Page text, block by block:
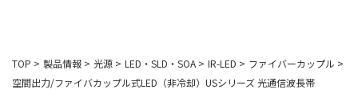
TOP > 製品情報 > 光源 > LED・SLD・SOA > IR-LED > ファイバーカップル >
空間出力/ファイバカップル式LED（非冷却）USシリーズ 光通信波長帯